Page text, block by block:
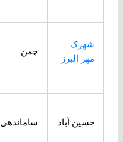
شهرک
مهر البرز
چمن
حسین آباد ساماندهی